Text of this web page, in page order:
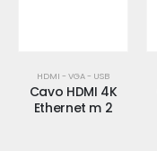
HDMI - VGA - USB
Cavo HDMI 4K
Ethernet m 2